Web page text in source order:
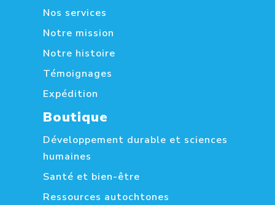
Nos services
Notre mission
Notre histoire
Témoignages
Expédition
Boutique
Développement durable et sciences
humaines
Santé et bien-être
Ressources autochtones